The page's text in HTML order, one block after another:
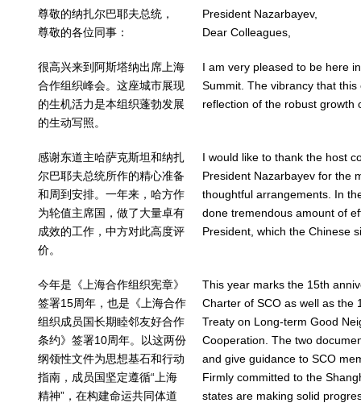
尊敬的纳扎尔巴耶夫总统，
尊敬的各位同事：
President Nazarbayev,
Dear Colleagues,
很高兴来到阿斯塔纳出席上海
合作组织峰会。这座城市展现
的生机活力是本组织蓬勃发展
的生动写照。
I am very pleased to be here
Summit. The vibrancy that
reflection of the robust growth
感谢东道主哈萨克斯坦和纳扎
尔巴耶夫总统所作的精心准备
和周到安排。一年来，哈方作
为轮值主席国，做了大量卓有
成效的工作，中方对此高度评
价。
I would like to thank the host
President Nazarbayev for the
thoughtful arrangements. In
done tremendous amount of
President, which the Chinese
今年是《上海合作组织宪章》
签署15周年，也是《上海合作
组织成员国长期睦邻友好合作
条约》签署10周年。以这两份
纲领性文件为思想基石和行动
指南，成员国坚定遵循“上海
精神”，在构建命运共同体道
This year marks the 15th
Charter of SCO as well as the
Treaty on Long-term Good
Cooperation. The two
and give guidance to SCO
Firmly committed to the
states are making solid